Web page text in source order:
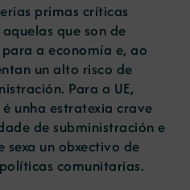
primas críticas
que son de
a economía e, ao
un alto risco de
Para a UE,
unha estratexia crave
de subministración e
sexa un obxectivo de
comunitarias.